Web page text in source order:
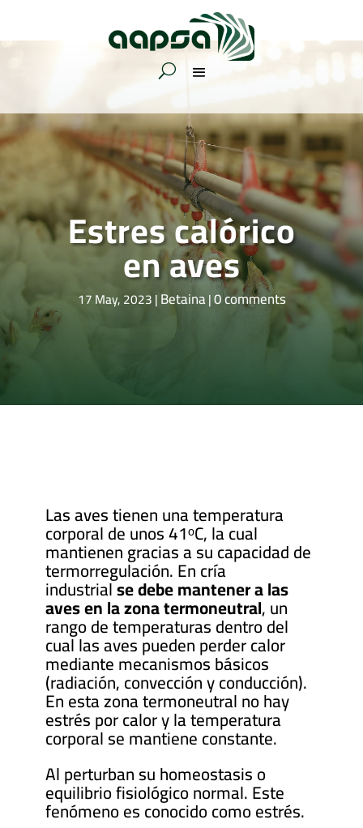
Estres calórico
en aves
17 May, 2023|Betaina|0 comments
Las aves tienen una temperatura
corporal de unos 41ᵒC, la cual
mantienen gracias a su capacidad de
termorregulación. En cría
industrialse debe mantener a las
aves en la zona termoneutral, un
rango de temperaturas dentro del
cual las aves pueden perder calor
mediante mecanismos básicos
(radiación, convección y conducción).
En esta zona termoneutral no hay
estrés por calor y la temperatura
corporal se mantiene constante.
Al perturban su homeostasis o
equilibrio fisiológico normal. Este
fenómeno es conocido como estrés.